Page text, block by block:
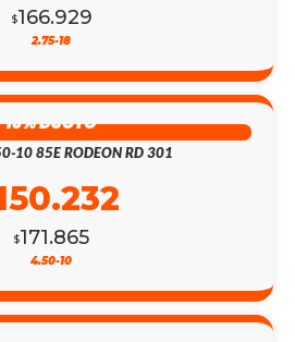
$166.929
2.75-18
13% DSCTO
10 85E RODEON RD 301
$171.865
4.50-10